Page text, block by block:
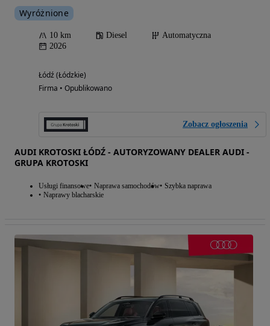
Wyróżnione
10 km Diesel
Automatyczna
2026
Łódź (Łódzkie)
Firma • Opublikowano
Zobacz ogłoszenia
AUDI KROTOSKI ŁÓDŹ - AUTORYZOWANY DEALER AUDI -
GRUPA KROTOSKI
Usługi finansowe Naprawa samochodów Szybka naprawa
Naprawy blacharskie